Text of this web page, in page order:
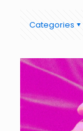
Categories